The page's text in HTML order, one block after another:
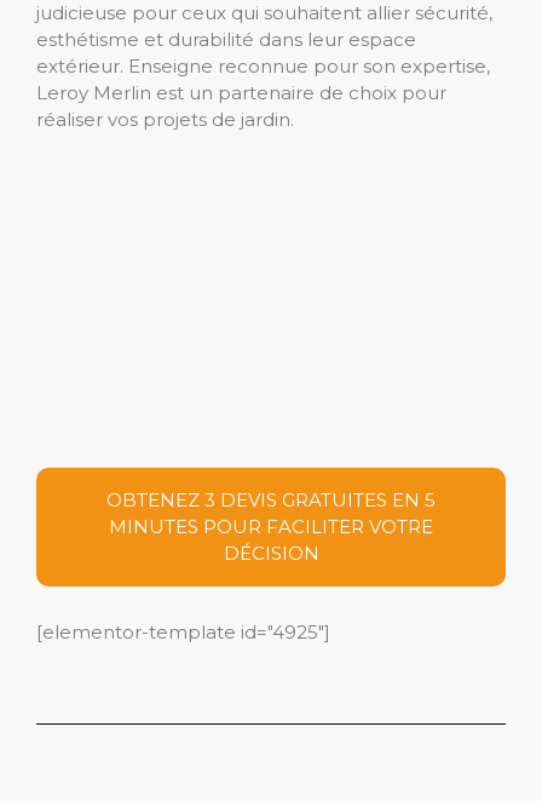
judicieuse pour ceux qui souhaitent allier sécurité,
esthétisme et durabilité dans leur espace
extérieur. Enseigne reconnue pour son expertise,
Leroy Merlin est un partenaire de choix pour
réaliser vos projets de jardin.
OBTENEZ 3 DEVIS GRATUITES EN 5
MINUTES POUR FACILITER VOTRE
DÉCISION
[elementor-template id="4925"]